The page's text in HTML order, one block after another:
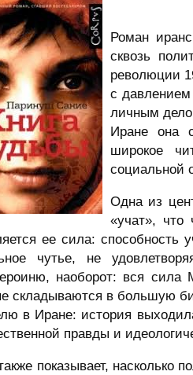
Роман
сквозь
революции
с
личным
Иране она
широкое
социальной
Одна из
«учат»,
ее сила:
чутье, не
наоборот: вся
складываются в большую
в Иране: история
правды и
показывает,